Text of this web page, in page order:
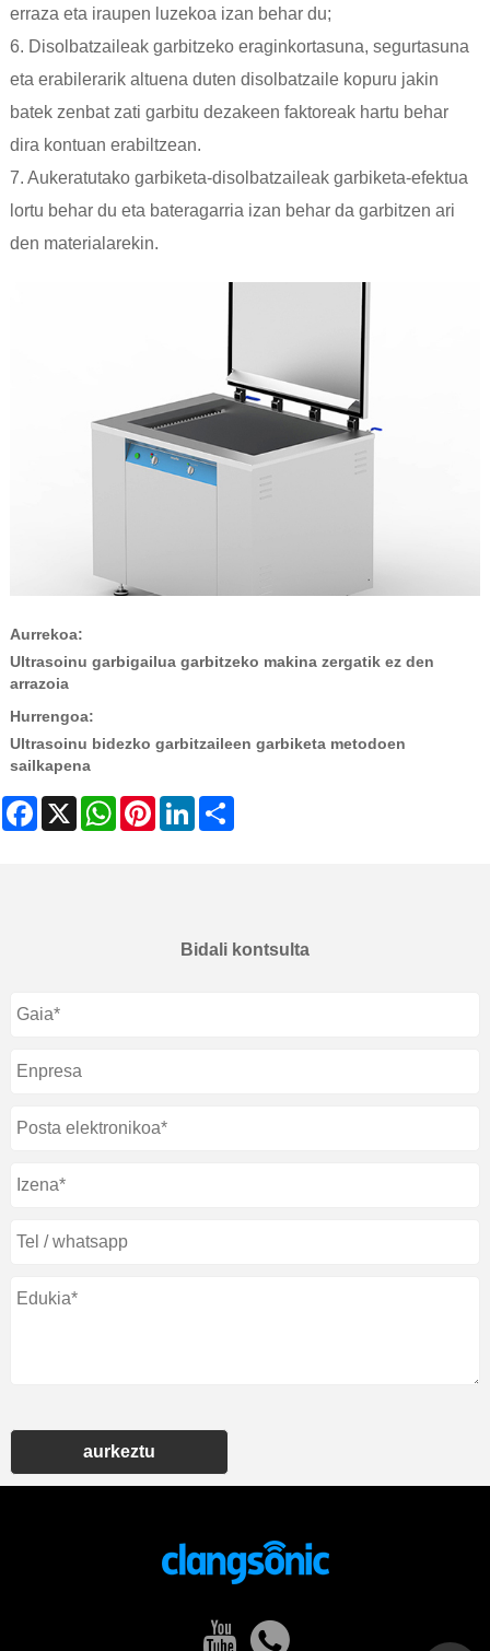
erraza eta iraupen luzekoa izan behar du;
6. Disolbatzaileak garbitzeko eraginkortasuna, segurtasuna
eta erabilerarik altuena duten disolbatzaile kopuru jakin
batek zenbat zati garbitu dezakeen faktoreak hartu behar
dira kontuan erabiltzean.
7. Aukeratutako garbiketa-disolbatzaileak garbiketa-efektua
lortu behar du eta bateragarria izan behar da garbitzen ari
den materialarekin.
Aurrekoa:
Ultrasoinu garbigailua garbitzeko makina zergatik ez den
arrazoia
Hurrengoa:
Ultrasoinu bidezko garbitzaileen garbiketa metodoen
sailkapena
Facebook
X WhatsAppPinterestLinkedIn
Bidali kontsulta
aurkeztu